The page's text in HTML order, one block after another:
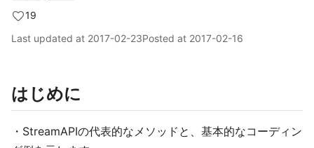
19
Last updated at 2017-02-23Posted at 2017-02-16
はじめに
・StreamAPIの代表的なメソッドと、基本的なコーディン